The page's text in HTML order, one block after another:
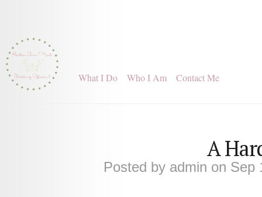
What I Do Who I Am Contact Me
A
Posted by admin on Sep